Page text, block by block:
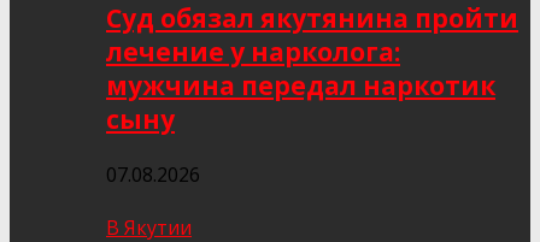
Суд обязал якутянина пройти
лечение у нарколога:
мужчина передал наркотик
сыну
07.08.2026
В Якутии